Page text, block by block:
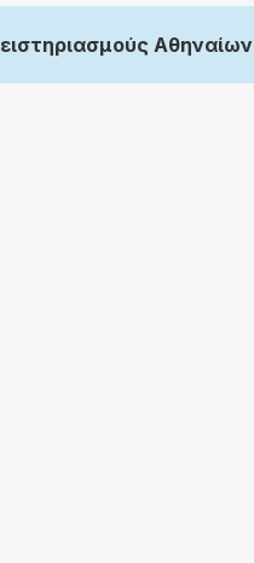
Αθηναίων